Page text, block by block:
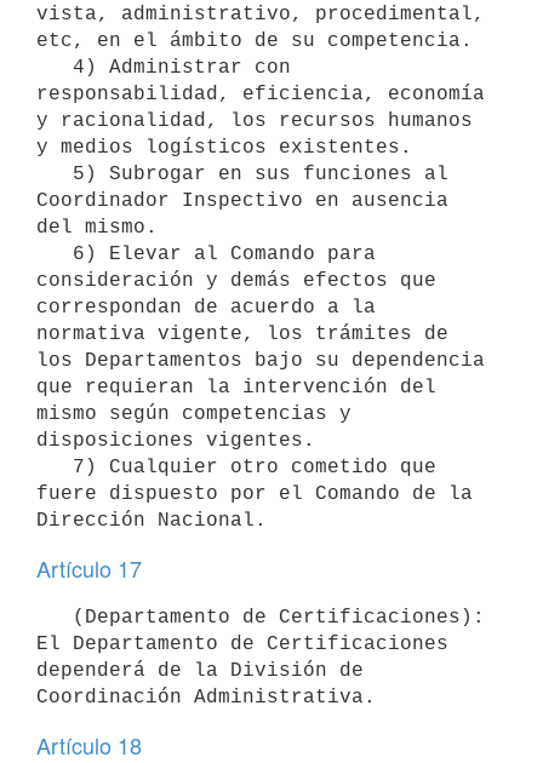
vista, administrativo, procedimental,
etc, en el ámbito de su competencia.
responsabilidad, eficiencia, economía
y racionalidad, los recursos humanos
y medios logísticos existentes.
Coordinador Inspectivo en ausencia
del mismo.
consideración y demás efectos que
correspondan de acuerdo a la
normativa vigente, los trámites de
los Departamentos bajo su dependencia
que requieran la intervención del
mismo según competencias y
disposiciones vigentes.
fuere dispuesto por el Comando de la
Artículo 17
El Departamento de Certificaciones
dependerá de la División de
Artículo 18